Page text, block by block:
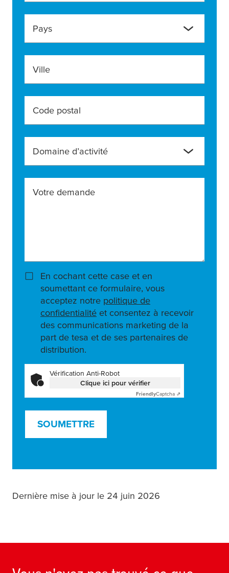
Pays
Ville
Code postal
Domaine d’activité
Votre demande
En cochant cette case et en
soumettant ce formulaire, vous
acceptez notre politique de
confidentialité et consentez à recevoir
des communications marketing de la
part de tesa et de ses partenaires de
distribution.
Vérification Anti-Robot
Clique ici pour vérifier
FriendlyCaptcha ⇗
SOUMETTRE
Dernière mise à jour le 24 juin 2026